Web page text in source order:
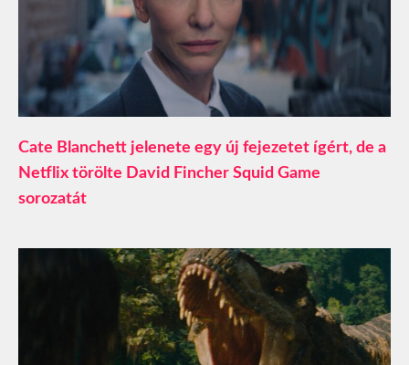
Cate Blanchett jelenete egy új fejezetet ígért, de a
Netflix törölte David Fincher Squid Game
sorozatát